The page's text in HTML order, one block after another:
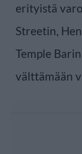
erityistä
Streetin,
Temple
välttämään